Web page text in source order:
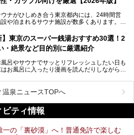
ナがひしめき合う東京都内には、24時間営
や泊まれるサウナ施設が数多くあります。
する「サ旅」や自分へのご褒美のための宿泊な
きなタイミングで好きなだけサ活ができるのが
専用施設だけでなく、カップルや女性に嬉し
増えてきました。
すめしたい施設14選をご紹介します。
い。
】東京のスーパー銭湯おすすめ30選！2
・絶景など目的別に厳選紹介
呂やサウナでサッとリフレッシュしたい日も
お風呂に入ったり漫画を読んだりしながら一
逃してしまい、「このまま朝までゆっくりでき
ば」と探した経験がある人も多いのではないで
は、東京でおすすめのスーパー銭湯を、目的
泊できる施設や、1,000円以下で楽しめる安
温泉ニュースTOPへ
ティ情報
一の「裏砂漠」へ！普通免許で楽しむ